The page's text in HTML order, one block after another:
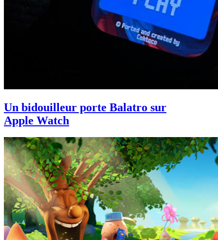
Un bidouilleur porte Balatro sur
Apple Watch